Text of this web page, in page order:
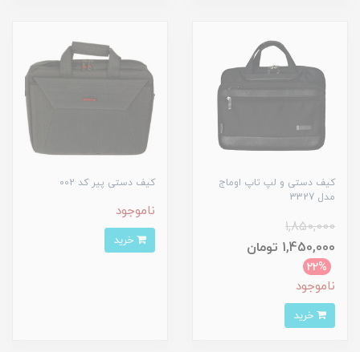
کیف دستی و لپ تاپ اوماج
مدل 3327
1,850,000
1,450,000 تومان
22%
ناموجود
کیف دستی پیر کد 002
ناموجود